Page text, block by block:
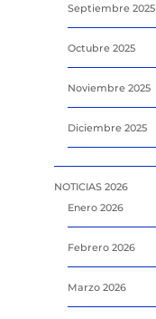
Septiembre 2025
Octubre 2025
Noviembre 2025
Diciembre 2025
NOTICIAS 2026
Enero 2026
Febrero 2026
Marzo 2026